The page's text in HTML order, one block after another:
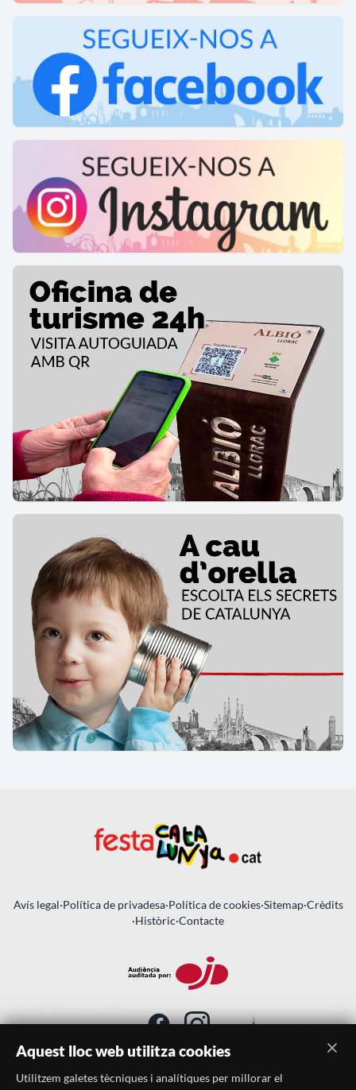
Avís legal·Política de privadesa·Política de cookies·Sitemap·Crèdits
·Històric·Contacte
SUBSCRIU-TE AL BUTLLETÍ
Aquest lloc web utilitza cookies
Utilitzem galetes tècniques i analítiques per millorar el